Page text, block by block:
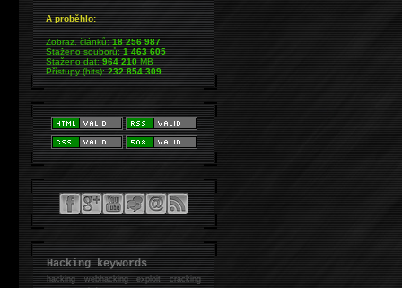
A proběhlo:
Zobraz. článků:18 256 987
Staženo souborů:1 463 605
Staženo dat:964 210MB
Přístupy (hits):232 854 309
Hacking keywords
hackingwebhacking exploit cracking